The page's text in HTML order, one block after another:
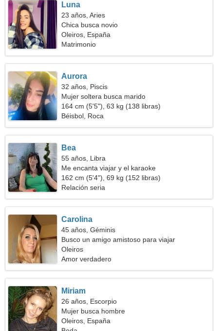
Luna
23 años, Aries
Chica busca novio
Oleiros, España
Matrimonio
Aurora
32 años, Piscis
Mujer soltera busca marido
164 cm (5'5"), 63 kg (138 libras)
Béisbol, Roca
Bea
55 años, Libra
Me encanta viajar y el karaoke
162 cm (5'4"), 69 kg (152 libras)
Relación seria
Carolina
45 años, Géminis
Busco un amigo amistoso para viajar
Oleiros
Amor verdadero
Miriam
26 años, Escorpio
Mujer busca hombre
Oleiros, España